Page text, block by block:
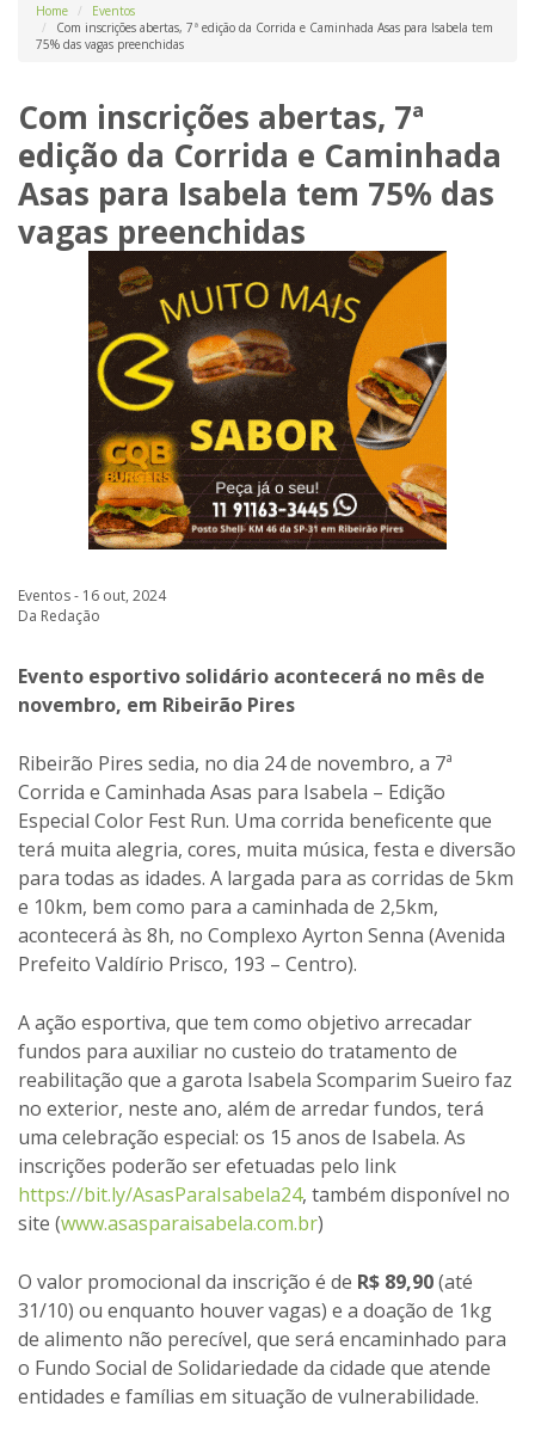
Home
Eventos
Com inscrições abertas, 7ª edição da Corrida e Caminhada Asas para Isabela tem
75% das vagas preenchidas
Com inscrições abertas, 7ª
edição da Corrida e Caminhada
Asas para Isabela tem 75% das
vagas preenchidas
Eventos - 16 out, 2024
Da Redação
Evento esportivo solidário acontecerá no mês de
novembro, em Ribeirão Pires
Ribeirão Pires sedia, no dia 24 de novembro, a 7ª
Corrida e Caminhada Asas para Isabela – Edição
Especial Color Fest Run. Uma corrida beneficente que
terá muita alegria, cores, muita música, festa e diversão
para todas as idades. A largada para as corridas de 5km
e 10km, bem como para a caminhada de 2,5km,
acontecerá às 8h, no Complexo Ayrton Senna (Avenida
Prefeito Valdírio Prisco, 193 – Centro).
A ação esportiva, que tem como objetivo arrecadar
fundos para auxiliar no custeio do tratamento de
reabilitação que a garota Isabela Scomparim Sueiro faz
no exterior, neste ano, além de arredar fundos, terá
uma celebração especial: os 15 anos de Isabela. As
inscrições poderão ser efetuadas pelo link
https://bit.ly/AsasParaIsabela24, também disponível no
site (www.asasparaisabela.com.br)
O valor promocional da inscrição é de R$ 89,90(até
31/10) ou enquanto houver vagas) e a doação de 1kg
de alimento não perecível, que será encaminhado para
o Fundo Social de Solidariedade da cidade que atende
entidades e famílias em situação de vulnerabilidade.